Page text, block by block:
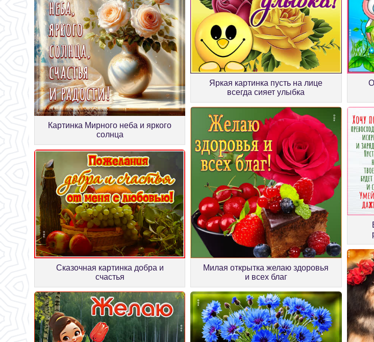
Картинка Мирного неба и яркого
солнца
Яркая картинка пусть на лице
всегда сияет улыбка
Сказочная картинка добра и
счастья
Милая открытка желаю здоровья
и всех благ